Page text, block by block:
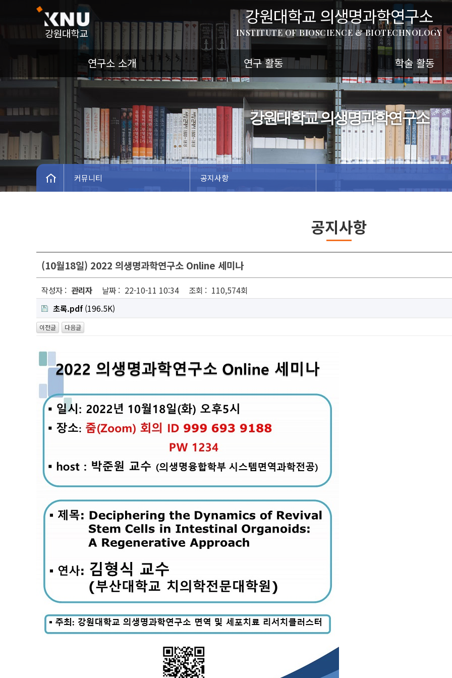
강원대학교
강원대학교 의생명과학연구소
INSTITUTE OF BIOSCIENCE & BIOTECHNOLOGY
연구소 소개 연구 활동 학술 활동
강원대학교 의생명과학연구소
커뮤니티 공지사항
공지사항
(10월18일) 2022 의생명과학연구소 Online 세미나
작성자 : 관리자 날짜 : 22-10-11 10:34 조회 : 110,574회
초록.pdf(196.5K)
이전글 다음글